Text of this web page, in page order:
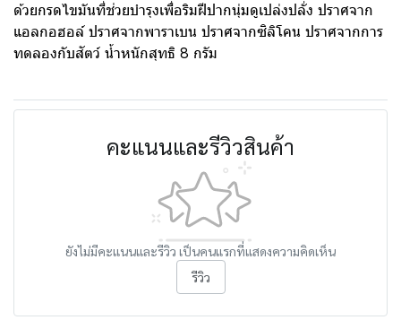
ด้วยกรดไขมันที่ช่วยบำรุงเพื่อริมฝีปากนุ่มดูเปล่งปลั่ง ปราศจาก
แอลกอฮอล์ ปราศจากพาราเบน ปราศจากซิลิโคน ปราศจากการ
ทดลองกับสัตว์ น้ำหนักสุทธิ 8 กรัม
คะแนนและรีวิวสินค้า
ยังไม่มีคะแนนและรีวิว เป็นคนแรกที่แสดงความคิดเห็น
รีวิว